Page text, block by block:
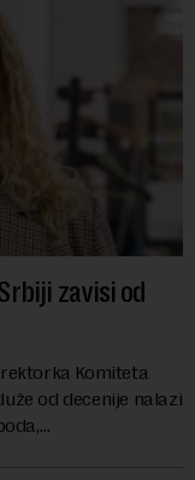
zavisi od
Komiteta
od decenije nalazi